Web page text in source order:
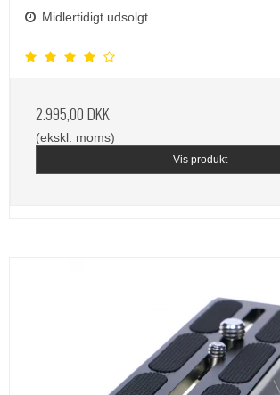
Midlertidigt udsolgt
2.995,00 DKK
(ekskl. moms)
Vis produkt